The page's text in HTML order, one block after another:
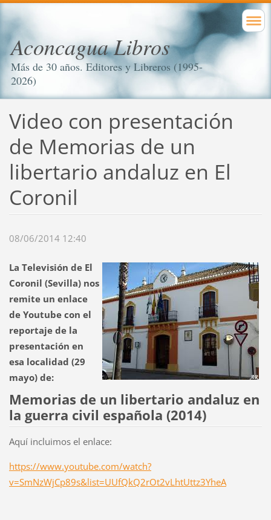
Aconcagua Libros
Más de 30 años. Editores y Libreros (1995-
2026)
Video con presentación
de Memorias de un
libertario andaluz en El
Coronil
08/06/2014 12:40
La Televisión de El
Coronil (Sevilla) nos
remite un enlace
de Youtube con el
reportaje de la
presentación en
esa localidad (29
mayo) de:
Memorias de un libertario andaluz en
la guerra civil española (2014)
Aquí incluimos el enlace:
https://www.youtube.com/watch?
v=SmNzWjCp89s&list=UUfQkQ2rOt2vLhtUttz3YheA